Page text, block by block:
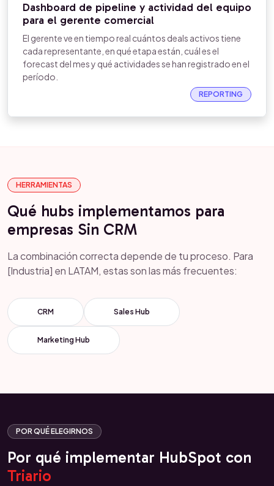
Dashboard de pipeline y actividad del equipo
para el gerente comercial
El gerente ve en tiempo real cuántos deals activos tiene
cada representante, en qué etapa están, cuál es el
forecast del mes y qué actividades se han registrado en el
período.
REPORTING
HERRAMIENTAS
Qué hubs implementamos para
empresas Sin CRM
La combinación correcta depende de tu proceso. Para
[Industria] en LATAM, estas son las más frecuentes:
CRM Sales Hub
Marketing Hub
POR QUÉ ELEGIRNOS
Por qué implementar HubSpot con
Triario